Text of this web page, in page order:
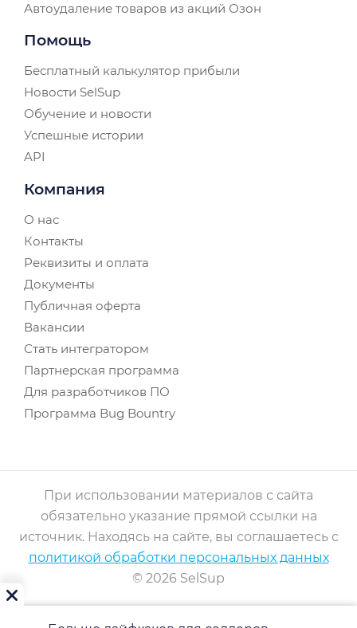
Автоудаление товаров из акций Озон
Помощь
Бесплатный калькулятор прибыли
Новости SelSup
Обучение и новости
Успешные истории
API
Компания
О нас
Контакты
Реквизиты и оплата
Документы
Публичная оферта
Вакансии
Стать интегратором
Партнерская программа
Для разработчиков ПО
Программа Bug Bountry
При использовании материалов с сайта
обязательно указание прямой ссылки на
источник. Находясь на сайте, вы соглашаетесь с
политикой обработки персональных данных
© 2026 SelSup